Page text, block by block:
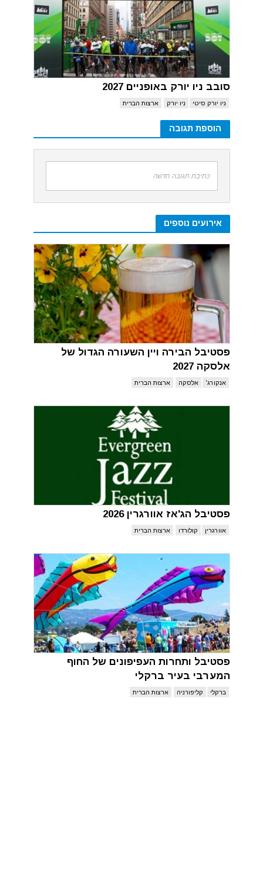
סובב ניו יורק באופניים 2027
ניו יורק סיטי ניו יורק ארצות הברית
הוספת תגובה
כתיבת תגובה חדשה
אירועים נוספים
פסטיבל הבירה ויין השעורה הגדול של
אלסקה 2027
אנקורג' אלסקה ארצות הברית
פסטיבל הג'אז אוורגרין 2026
אוורגרין קולורדו ארצות הברית
פסטיבל ותחרות העפיפונים של החוף
המערבי בעיר ברקלי
ברקלי קליפורניה ארצות הברית